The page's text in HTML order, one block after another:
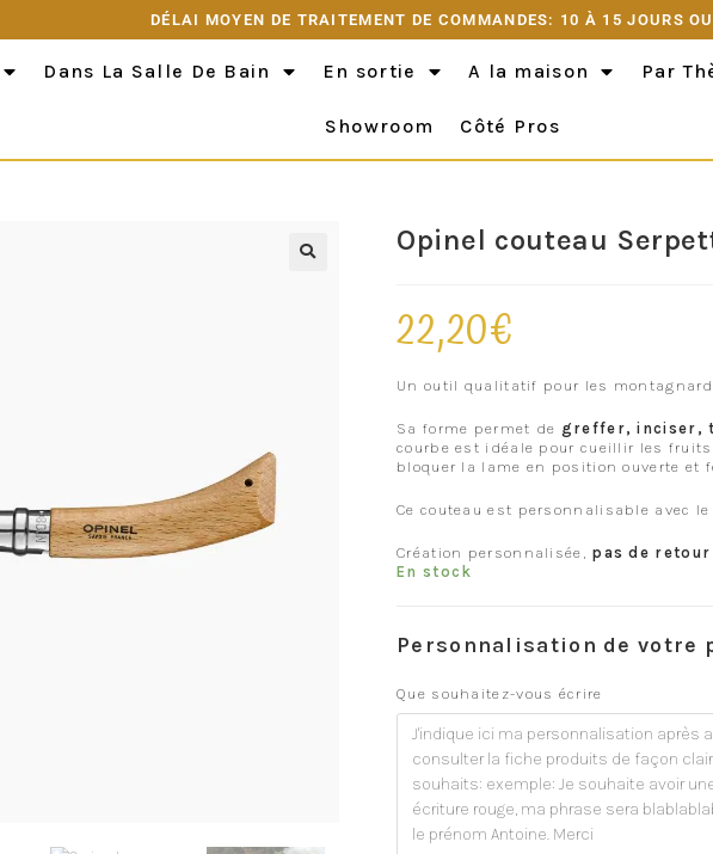
DÉLAI MOYEN DE TRAITEMENT DE COMMANDES: 10 À 15 JOURS
Dans La Salle De Bain En sortie A la maison Par
Showroom Côté Pros
Opinel couteau
22,20€
Un outil qualitatif pour les
Sa forme permet de greffer, inciser,
courbe est idéale pour cueillir les
bloquer la lame en position ouverte et
Ce couteau est personnalisable avec
Création personnalisée, pas de
En stock
Personnalisation de votre
Que souhaitez-vous écrire